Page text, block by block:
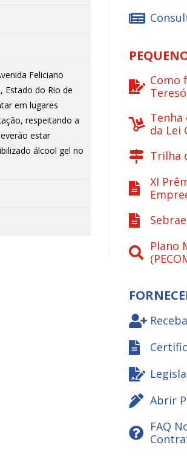
Feliciano
Estado do Rio de
em lugares
respeitando a
estar
álcool gel no
Como
da Lei
Trilha
XI
Plano
Abrir
FAQ